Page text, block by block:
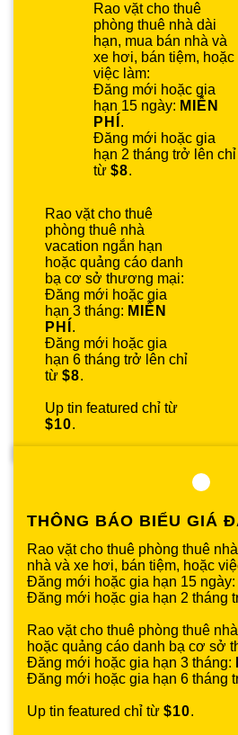
Rao vặt cho thuê
phòng thuê nhà dài
hạn, mua bán nhà và
xe hơi, bán tiệm, hoặc
việc làm:
Đăng mới hoặc gia
hạn 15 ngày: MIỄN
PHÍ .
Đăng mới hoặc gia
hạn 2 tháng trở lên chỉ
từ $8.
Rao vặt cho thuê
phòng thuê nhà
vacation ngắn hạn
hoặc quảng cáo danh
bạ cơ sở thương mại:
Đăng mới hoặc gia
hạn 3 tháng: MIỄN
PHÍ .
Đăng mới hoặc gia
hạn 6 tháng trở lên chỉ
từ $8.
Up tin featured chỉ từ
$10.
THÔNG BÁO BIỂU GIÁ
Rao vặt cho thuê phòng thuê
nhà và xe hơi, bán tiệm, hoặc
Đăng mới hoặc gia hạn 15 ngày:
Đăng mới hoặc gia hạn 2 tháng
Rao vặt cho thuê phòng thuê
hoặc quảng cáo danh bạ cơ sở
Đăng mới hoặc gia hạn 3 tháng:
Đăng mới hoặc gia hạn 6 tháng
Up tin featured chỉ từ $10.